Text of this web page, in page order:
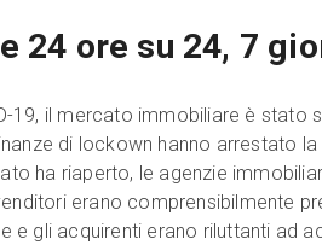
24 ore su 24, 7
19, il mercato immobiliare è stato
di lockown hanno arrestato
ha riaperto, le agenzie
erano comprensibilmente
e gli acquirenti erano riluttanti ad